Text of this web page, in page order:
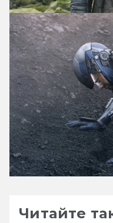
Читайте